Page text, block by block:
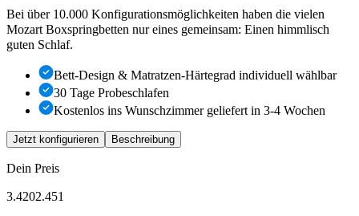
Bei über 10.000 Konfigurationsmöglichkeiten haben die vielen
Mozart Boxspringbetten nur eines gemeinsam: Einen himmlisch
guten Schlaf.
Bett-Design & Matratzen-Härtegrad individuell wählbar
30 Tage Probeschlafen
Kostenlos ins Wunschzimmer geliefert in 3-4 Wochen
Jetzt konfigurieren Beschreibung
Dein Preis
3.4202.451